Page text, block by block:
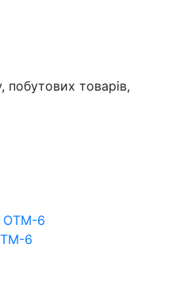
побутових товарів,
6